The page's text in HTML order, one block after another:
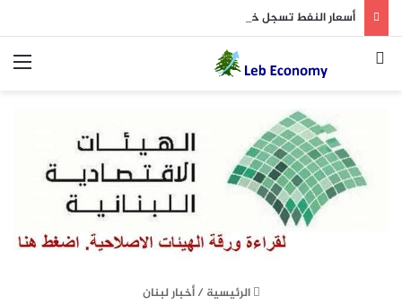
بحث عن
الرئيسية / أخبار لبنان